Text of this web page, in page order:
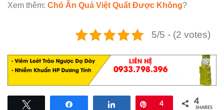
Xem thêm: Chó Ăn Quả Việt Quất Được Không?
5/5 - (2 votes)
Pin
4 4
SHARES